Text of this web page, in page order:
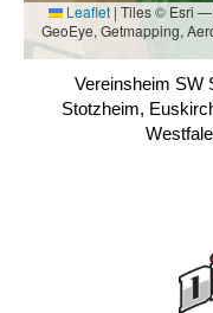
Leaflet | Tiles © Esri —
GeoEye, Getmapping,
Vereinsheim SW
Stotzheim,